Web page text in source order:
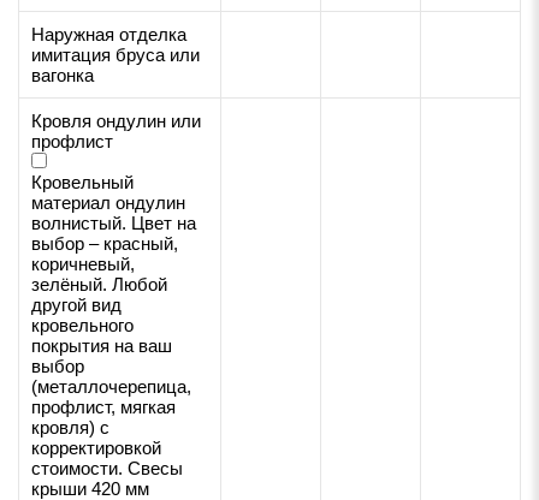
Наружная отделка
имитация бруса или
вагонка
Кровля ондулин или
профлист
Кровельный
материал ондулин
волнистый. Цвет на
выбор – красный,
коричневый,
зелёный. Любой
другой вид
кровельного
покрытия на ваш
выбор
(металлочерепица,
профлист, мягкая
кровля) с
корректировкой
стоимости. Свесы
крыши 420 мм